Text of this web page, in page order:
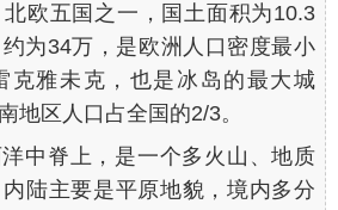
欧五国之一，国土面积为10.3
为34万，是欧洲人口密度最小
克雅未克，也是冰岛的最大城
地区人口占全国的2/3。
中脊上，是一个多火山、地质
陆主要是平原地貌，境内多分